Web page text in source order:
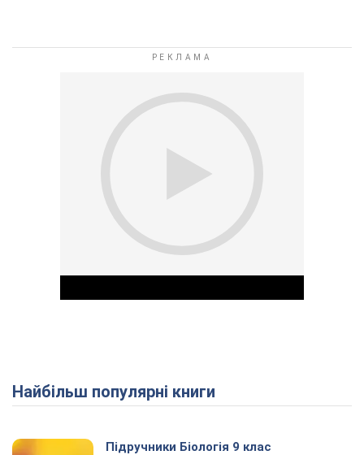
Play Video
Найбільш популярні книги
Підручники Біологія 9 клас